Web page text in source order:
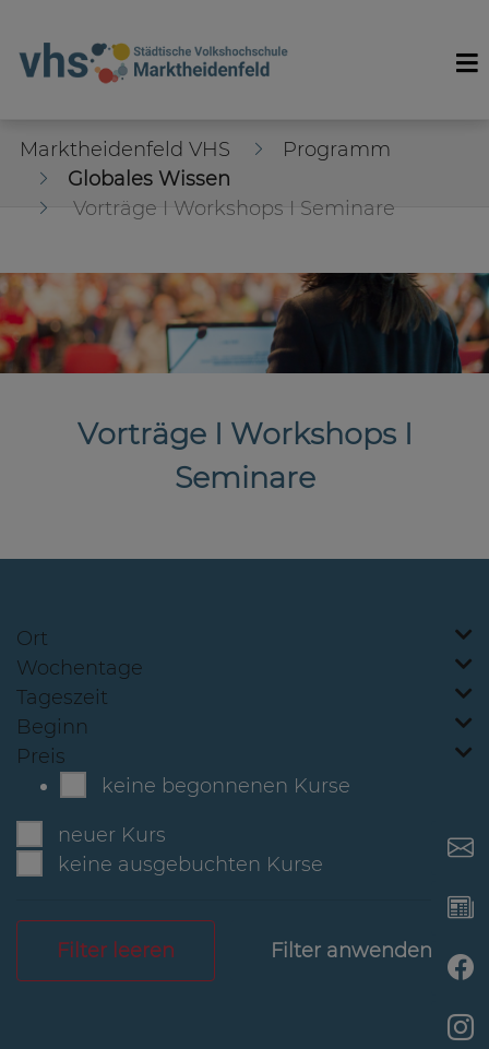
Marktheidenfeld VHS
Programm
Globales Wissen
Vorträge I Workshops I Seminare
Vorträge I Workshops I
Seminare
Ort
Wochentage
Tageszeit
Beginn
Preis
keine begonnenen Kurse
neuer Kurs
keine ausgebuchten Kurse
Filter leeren